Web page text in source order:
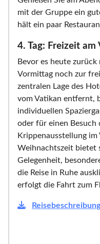
mit der Gruppe ein
hält ein paar
4. Tag: Freizeit
Bevor es heute
Vormittag noch zur
zentralen Lage des
vom Vatikan entfernt,
individuellen
oder für einen Besuch
Krippenausstellung im
Weihnachtszeit bietet
Gelegenheit,
die Reise in Ruhe
erfolgt die Fahrt zum